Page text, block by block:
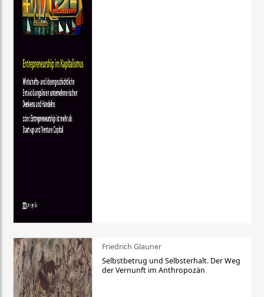
Friedrich Glauner
Selbstbetrug und Selbsterhalt. Der Weg
der Vernunft im Anthropozän